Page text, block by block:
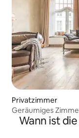
Privatzimmer
Geräumiges
Jahrhundert -
Wann ist